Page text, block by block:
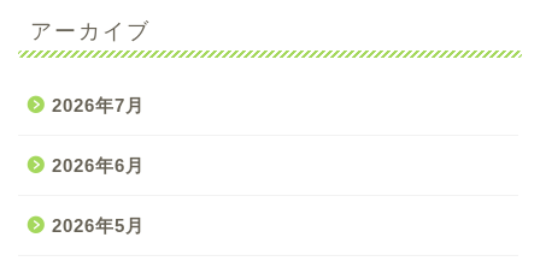
アーカイブ
2026年7月
2026年6月
2026年5月